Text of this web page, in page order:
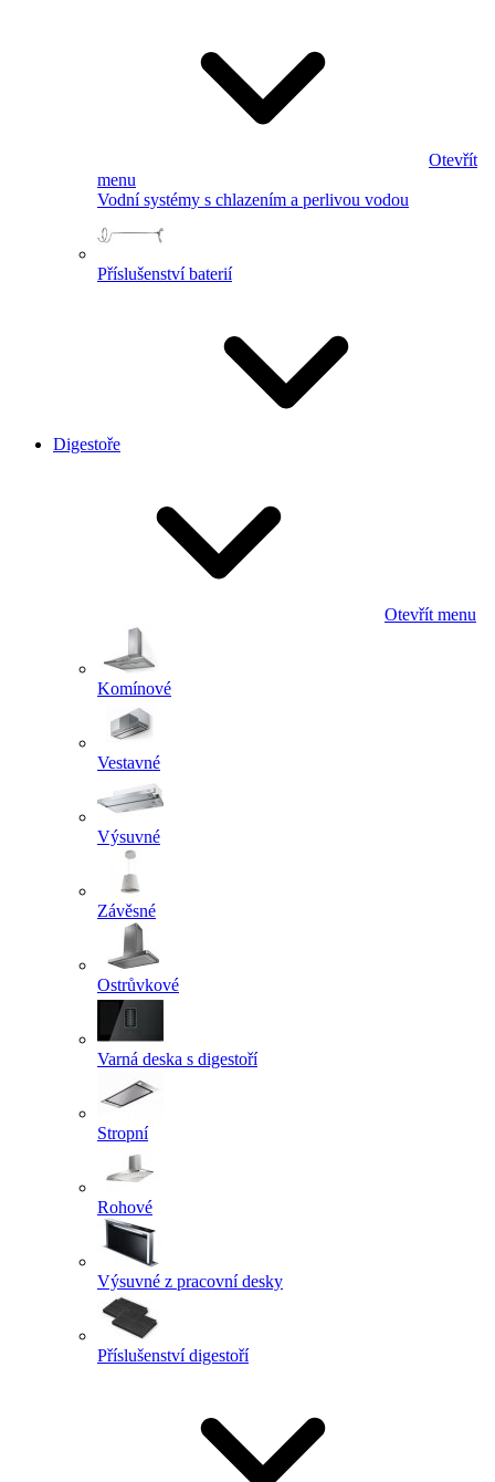
Otevřít
menu
Vodní systémy s chlazením a perlivou vodou
Příslušenství baterií
Digestoře
Otevřít menu
Komínové
Vestavné
Výsuvné
Závěsné
Ostrůvkové
Varná deska s digestoří
Stropní
Rohové
Výsuvné z pracovní desky
Příslušenství digestoří